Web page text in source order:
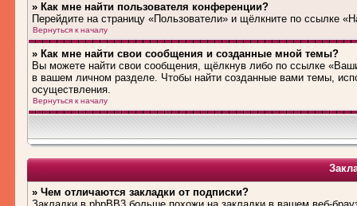
» Как мне найти пользователя конференции?
Перейдите на страницу «Пользователи» и щёлкните по ссылке
Вернуться к началу
» Как мне найти свои сообщения и созданные мной темы?
Вы можете найти свои сообщения, щёлкнув либо по ссылке
в вашем личном разделе. Чтобы найти созданные вами темы,
осуществления.
Вернуться к началу
» Чем отличаются закладки от подписки?